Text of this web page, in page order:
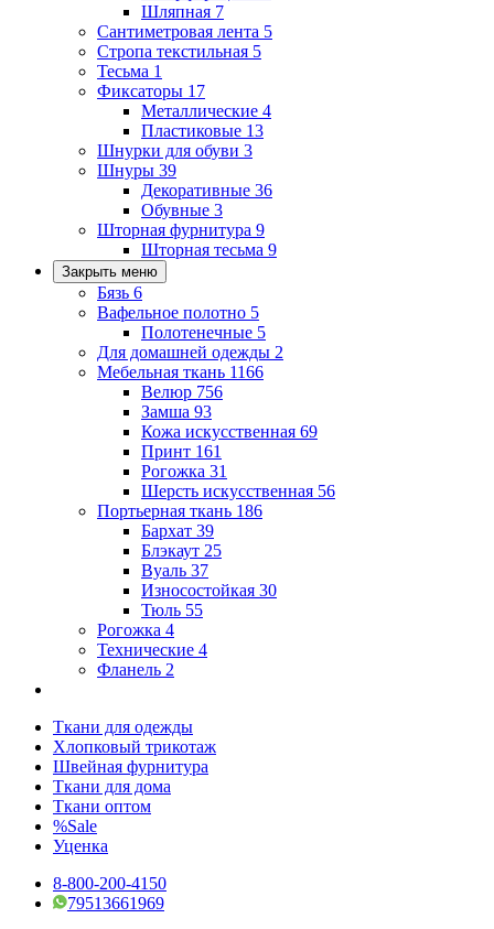
Шляпная 7
Сантиметровая лента 5
Стропа текстильная 5
Тесьма 1
Фиксаторы 17
Металлические 4
Пластиковые 13
Шнурки для обуви 3
Шнуры 39
Декоративные 36
Обувные 3
Шторная фурнитура 9
Шторная тесьма 9
Закрыть меню
Бязь 6
Вафельное полотно 5
Полотенечные 5
Для домашней одежды 2
Мебельная ткань 1166
Велюр 756
Замша 93
Кожа искусственная 69
Принт 161
Рогожка 31
Шерсть искусственная 56
Портьерная ткань 186
Бархат 39
Блэкаут 25
Вуаль 37
Износостойкая 30
Тюль 55
Рогожка 4
Технические 4
Фланель 2
Ткани для одежды
Хлопковый трикотаж
Швейная фурнитура
Ткани для дома
Ткани оптом
%Sale
Уценка
8-800-200-4150
79513661969